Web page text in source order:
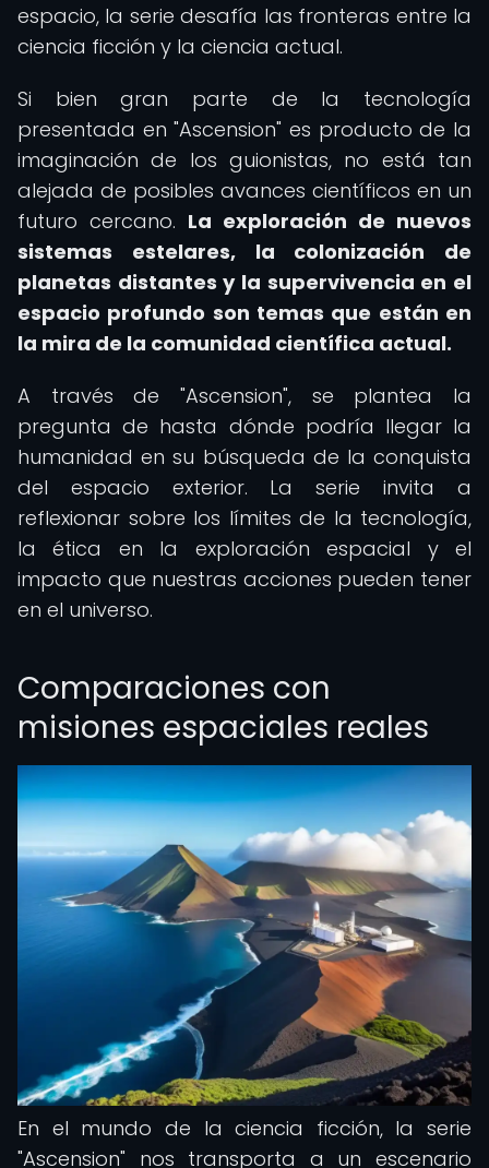
espacio, la serie desafía las fronteras entre la
ciencia ficción y la ciencia actual.
Si bien gran parte de la tecnología
presentada en "Ascension" es producto de la
imaginación de los guionistas, no está tan
alejada de posibles avances científicos en un
futuro cercano. La exploración de nuevos
sistemas estelares, la colonización de
planetas distantes y la supervivencia en el
espacio profundo son temas que están en
la mira de la comunidad científica actual.
A través de "Ascension", se plantea la
pregunta de hasta dónde podría llegar la
humanidad en su búsqueda de la conquista
del espacio exterior. La serie invita a
reflexionar sobre los límites de la tecnología,
la ética en la exploración espacial y el
impacto que nuestras acciones pueden tener
en el universo.
Comparaciones con
misiones espaciales reales
En el mundo de la ciencia ficción, la serie
"Ascension" nos transporta a un escenario